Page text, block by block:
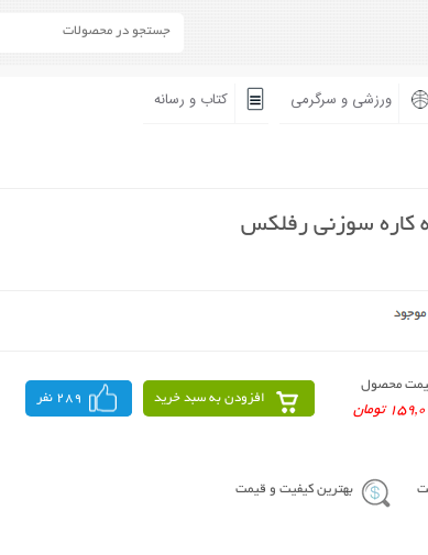
ورزشی و سرگرمی کتاب و رسانه
کاره سوزنی رفلکس
محصول
تومان
افزودن به سبد خرید 289 نفر
بهترین کیفیت و قیمت